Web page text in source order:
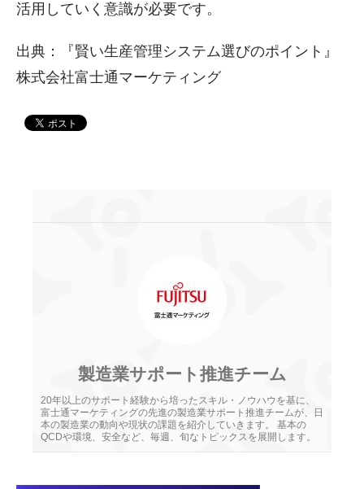
活用していく意識が必要です。
出典：『賢い生産管理システム選びのポイント』
株式会社富士通マーケティング
製造業サポート推進チーム
20年以上のサポート経験から培ったスキル・ノウハウを基に、
富士通マーケティングの先進の製造業サポート推進チームが、日
本の製造業の動向や現状の課題を紹介していきます。 基本の
QCDや環境、安全など、毎週、旬なトピックスを展開します。